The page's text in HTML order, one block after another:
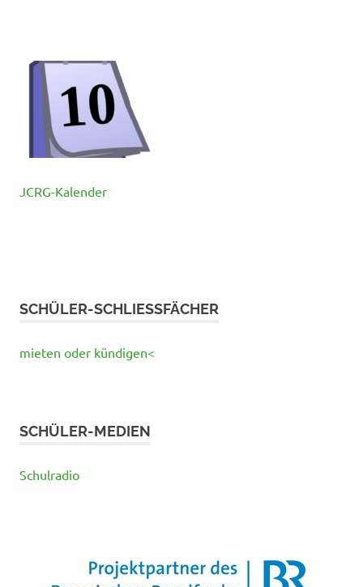
JCRG-Kalender
SCHÜLER-SCHLIESSFÄCHER
mieten oder kündigen<
SCHÜLER-MEDIEN
Schulradio